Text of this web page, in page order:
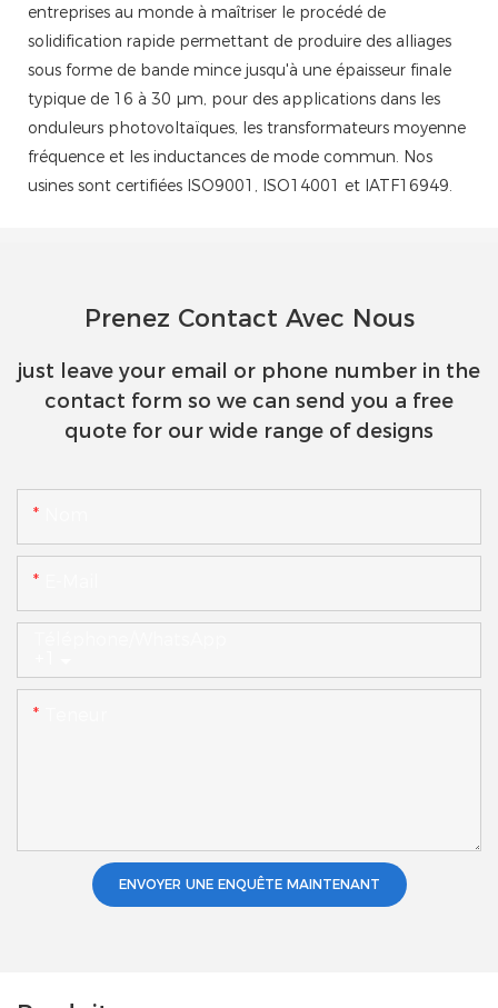
entreprises au monde à maîtriser le procédé de
solidification rapide permettant de produire des alliages
sous forme de bande mince jusqu'à une épaisseur finale
typique de 16 à 30 µm, pour des applications dans les
onduleurs photovoltaïques, les transformateurs moyenne
fréquence et les inductances de mode commun. Nos
usines sont certifiées ISO9001, ISO14001 et IATF16949.
Prenez Contact Avec Nous
just leave your email or phone number in the
contact form so we can send you a free
quote for our wide range of designs
ENVOYER UNE ENQUÊTE MAINTENANT